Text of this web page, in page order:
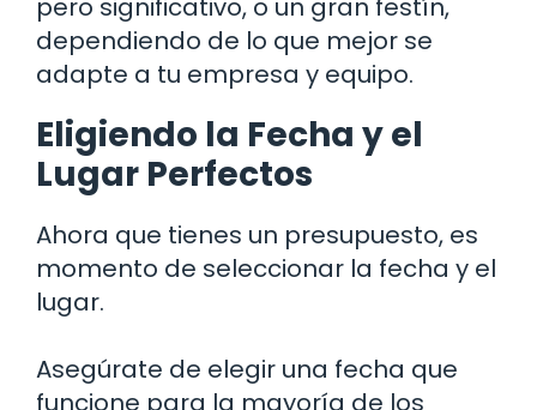
pero significativo, o un gran festín,
dependiendo de lo que mejor se
adapte a tu empresa y equipo.
Eligiendo la Fecha y el
Lugar Perfectos
Ahora que tienes un presupuesto, es
momento de seleccionar la fecha y el
lugar.
Asegúrate de elegir una fecha que
funcione para la mayoría de los